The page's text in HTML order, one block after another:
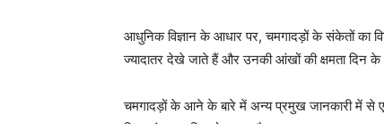
आधुनिक विज्ञान के आधार पर, चमगादड़ों के संकेतों का
ज्यादातर देखे जाते हैं और उनकी आंखों की क्षमता दिन के
चमगादड़ों के आने के बारे में अन्य प्रमुख जानकारी में से